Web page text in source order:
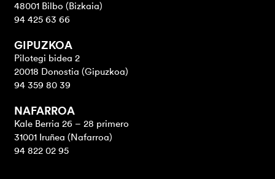
48001 Bilbo (Bizkaia)
94 425 63 66
GIPUZKOA
Pilotegi bidea 2
20018 Donostia (Gipuzkoa)
94 359 80 39
NAFARROA
Kale Berria 26 – 28 primero
31001 Iruñea (Nafarroa)
94 822 02 95